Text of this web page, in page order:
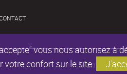
vous nous autorisez à
votre confort sur le site.Mentions